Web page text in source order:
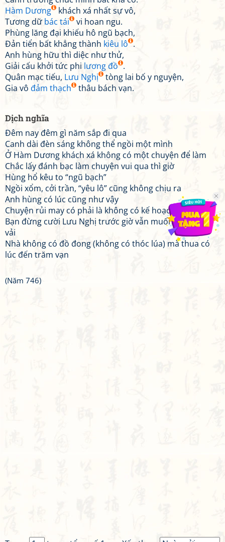
Hàm Dương
khách xá nhất sự vô,
Tương dữ bác tái
vi hoan ngu.
Phùng lăng đại khiếu hô ngũ bạch,
Đản tiển bất khẳng thành kiêu lô .
Anh hùng hữu thì diệc như thử,
Giải cấu khởi tức phi lương đồ .
Quân mạc tiếu, Lưu Nghị
tòng lai bố y nguyện,
Gia vô đảm thạch thâu bách vạn.
Dịch nghĩa
Đêm nay đêm gì năm sắp đi qua
Canh dài đèn sáng không thể ngồi một mình
Ở Hàm Dương khách xá không có một chuyện để làm
Chắc lấy đánh bạc làm chuyện vui qua thì giờ
Hùng hổ kêu to “ngũ bạch”
Ngồi xổm, cởi trần, “yêu lô” cũng không chịu ra
Anh hùng có lúc cũng như vậy
Chuyện rủi may có phải là không có kế hoạch đâu
Bạn đừng cười Lưu Nghị trước giờ vẫn muốn làm kẻ áo
vải
Nhà không có đồ đong (không có thóc lúa) mà thua có
lúc đến trăm vạn
(Năm 746)